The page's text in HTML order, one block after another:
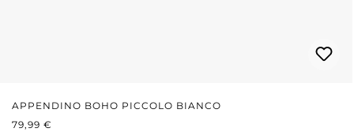
APPENDINO BOHO PICCOLO BIANCO
PREZZO NORMALE:
79,99 €